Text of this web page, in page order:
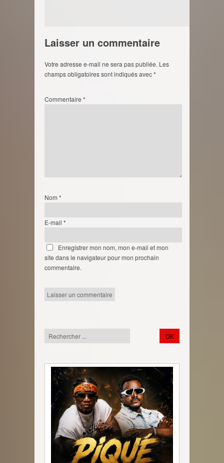
Laisser un commentaire
Votre adresse e-mail ne sera pas publiée. Les
champs obligatoires sont indiqués avec*
Commentaire *
Nom *
E-mail *
Enregistrer mon nom, mon e-mail et mon
site dans le navigateur pour mon prochain
commentaire.